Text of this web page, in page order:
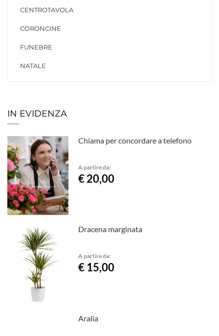
CENTROTAVOLA
CORONCINE
FUNEBRE
NATALE
IN EVIDENZA
Chiama per concordare a telefono
A partire da:
€ 20,00
Dracena marginata
A partire da:
€ 15,00
Aralia